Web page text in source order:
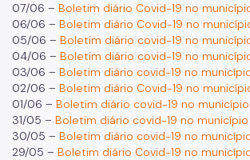
07/06 – Boletim diário Covid-19 no
06/06 – Boletim diário Covid-19 no
05/06 – Boletim diário covid-19 no
04/06 – Boletim diário covid-19 no
03/06 – Boletim diário covid-19 no
02/06 – Boletim diário Covid-19 no
01/06 – Boletim diário covid-19 no
31/05 – Boletim diário covid-19 no município
30/05 – Boletim diário covid-19 no
29/05 – Boletim diário Covid-19 no